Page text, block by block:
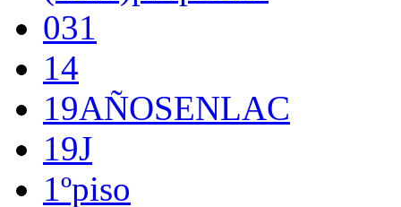
031
14
19AÑOSENLAC
19J
1ºpiso